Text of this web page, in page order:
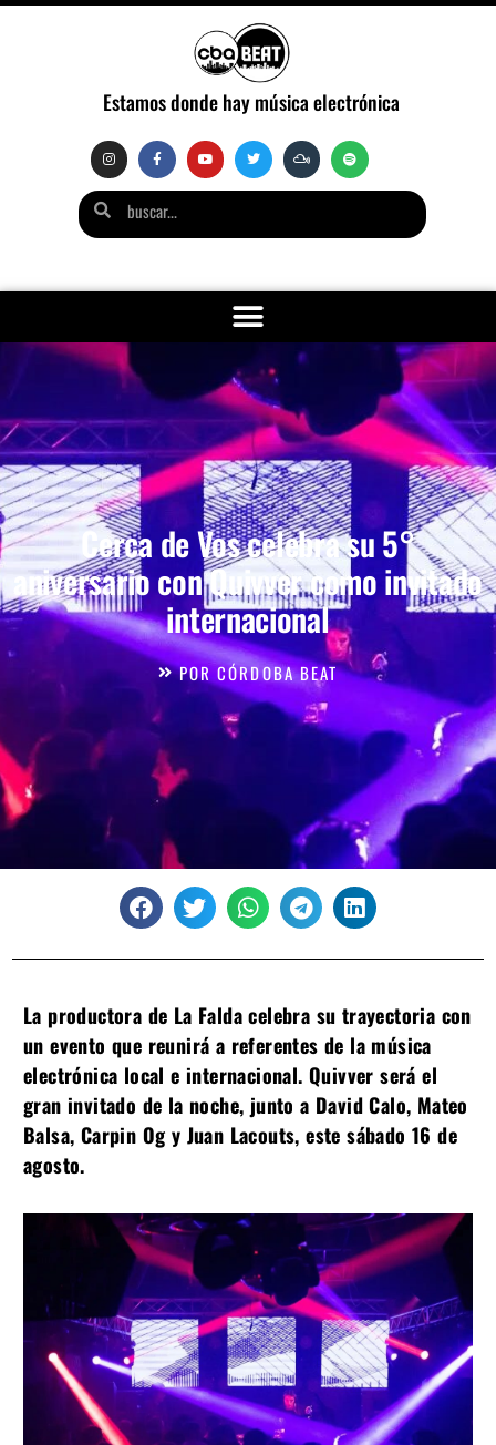
Estamos donde hay música electrónica
Cerca de Vos celebra su 5°
aniversario con Quivver como invitado
internacional
PORCÓRDOBA BEAT
La productora de La Falda celebra su trayectoria con
un evento que reunirá a referentes de la música
electrónica local e internacional. Quivver será el
gran invitado de la noche, junto a David Calo, Mateo
Balsa, Carpin Og y Juan Lacouts, este sábado 16 de
agosto.